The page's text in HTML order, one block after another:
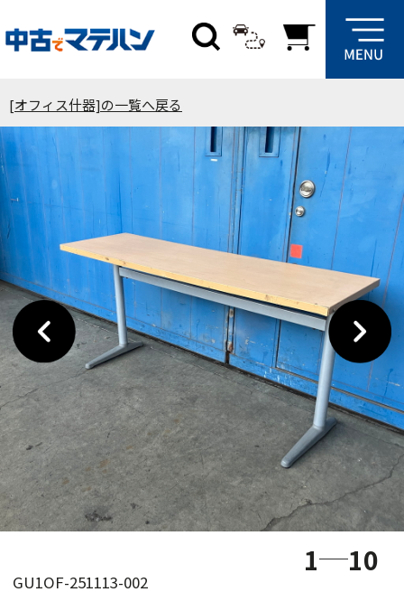
[オフィス什器]の一覧へ戻る
1 10
GU1OF-251113-002